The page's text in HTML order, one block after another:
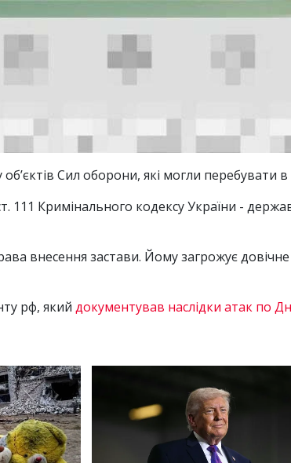
Сил оборони, які могли перебувати в
111 Кримінального кодексу України -
внесення застави. Йому загрожує
рф, який документував наслідки атак по